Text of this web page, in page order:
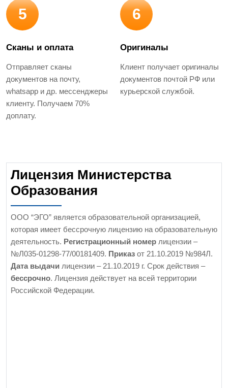
5
Сканы и оплата
Отправляет сканы
документов на почту,
whatsapp и др. мессенджеры
клиенту. Получаем 70%
доплату.
6
Оригиналы
Клиент получает оригиналы
документов почтой РФ или
курьерской службой.
Лицензия Министерства
Образования
ООО “ЭГО” является образовательной организацией,
которая имеет бессрочную лицензию на образовательную
деятельность. Регистрационный номер лицензии –
№Л035-01298-77/00181409. Приказ от 21.10.2019 №984Л.
Дата выдачи лицензии – 21.10.2019 г. Срок действия –
бессрочно. Лицензия действует на всей территории
Российской Федерации.